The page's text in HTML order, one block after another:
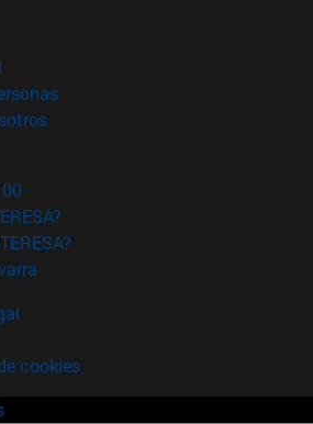
nueva ventana)
(abre en nueva ventana)
(abre en nueva ventana)
cookies